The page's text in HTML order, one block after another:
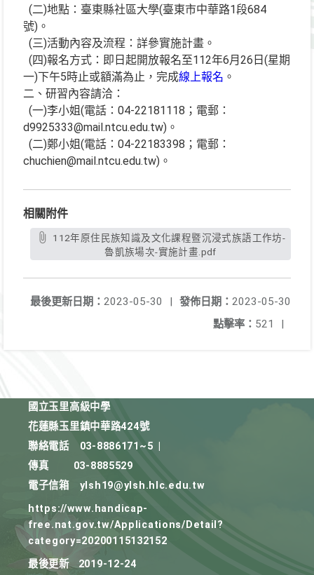
(二)地點：臺東縣社區大學(臺東市中華路1段684
號)。
(三)活動內容及流程：詳參實施計畫。
(四)報名方式：即日起開放報名至112年6月26日(星期
一)下午5時止或額滿為止，完成線上報名 。
二、研習內容請洽：
(一)李小姐(電話：04-22181118；電郵：
d9925333@mail.ntcu.edu.tw)。
(二)鄭小姐(電話：04-22183398；電郵：
chuchien@mail.ntcu.edu.tw)。
相關附件
魯凱族場次-實施計畫.pdf
發佈日期： 2023-05-30
最後更新日期： 2023-05-30
|
點擊率： 521 |
國立玉里高級中學
花蓮縣玉里鎮中華路424號
聯絡電話
03-8886171~5
傳真
03-8885529
電子信箱
ylsh19@ylsh.hlc.edu.tw
https://www.handicap-
free.nat.gov.tw/Applications/Detail?
category=20200115132152
最後更新
2019-12-24